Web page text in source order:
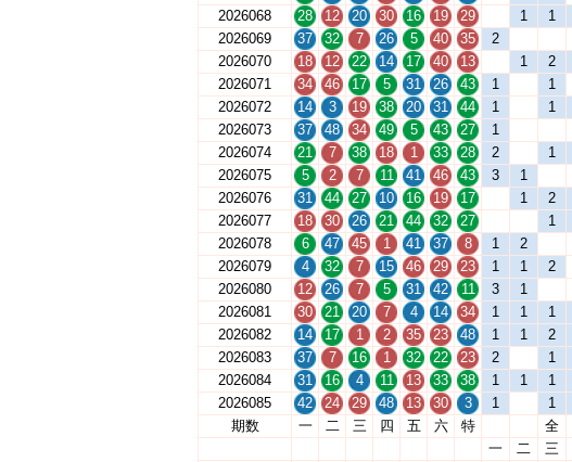
2026068
28 12 20 30 16 19 29 1 1
2026069
37 32 7 26 5 40 35 2
2026070
18 12 22 14 17 40 13 1 2
2026071
34 46 17 5 31 26 43 1 1
2026072
14 3 19 38 20 31 44 1 1
2026073
37 48 34 49 5 43 27 1
2026074
21 7 38 18 1 33 28 2 1
2026075
5 2 7 11 41 46 43 3 1
2026076
31 44 27 10 16 19 17 1 2
2026077
18 30 26 21 44 32 27 1
2026078
6 47 45 1 41 37 8 1 2
2026079
4 32 7 15 46 29 23 1 1 2
2026080
12 26 7 5 31 42 11 3 1
2026081
30 21 20 7 4 14 34 1 1 1
2026082
14 17 1 2 35 23 48 1 1 2
2026083
37 7 16 1 32 22 23 2 1
2026084
31 16 4 11 13 33 38 1 1 1
2026085
42 24 29 48 13 30 3 1 1
期数
一 二 三 四 五 六 特 全
一
二 三